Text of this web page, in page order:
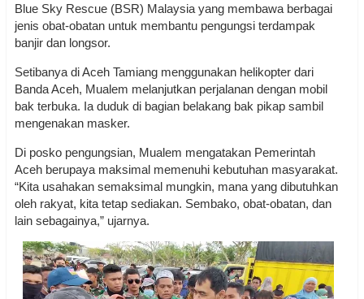
Blue Sky Rescue (BSR) Malaysia yang membawa berbagai
jenis obat-obatan untuk membantu pengungsi terdampak
banjir dan longsor.
Setibanya di Aceh Tamiang menggunakan helikopter dari
Banda Aceh, Mualem melanjutkan perjalanan dengan mobil
bak terbuka. Ia duduk di bagian belakang bak pikap sambil
mengenakan masker.
Di posko pengungsian, Mualem mengatakan Pemerintah
Aceh berupaya maksimal memenuhi kebutuhan masyarakat.
“Kita usahakan semaksimal mungkin, mana yang dibutuhkan
oleh rakyat, kita tetap sediakan. Sembako, obat-obatan, dan
lain sebagainya,” ujarnya.